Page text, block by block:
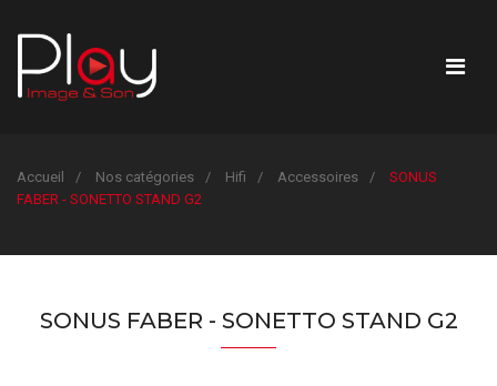
Accueil Nos catégories Hifi Accessoires
SONUS
FABER - SONETTO STAND G2
SONUS FABER - SONETTO STAND G2